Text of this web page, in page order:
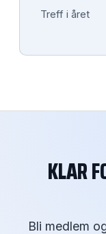
Treff i året
KLAR
Bli medlem